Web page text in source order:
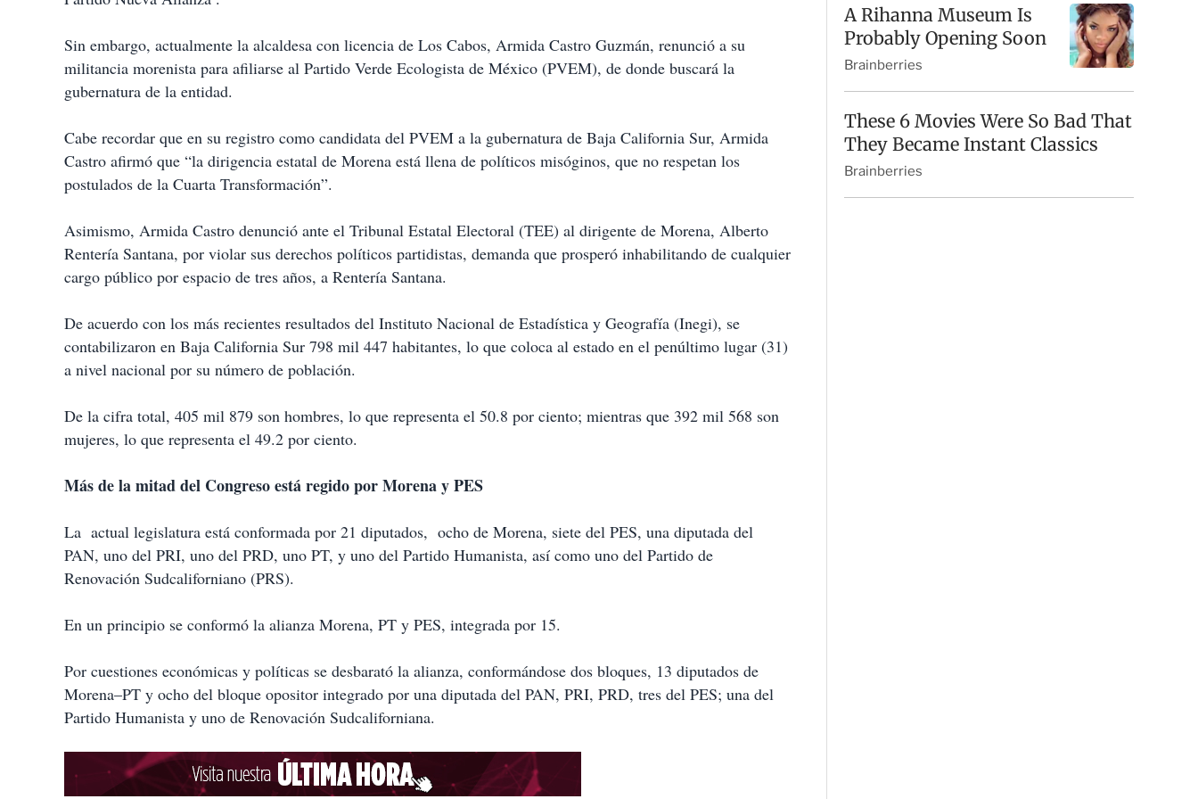
Sin embargo, actualmente la alcaldesa con licencia de Los Cabos, Armida Castro Guzmán, renunció a su
militancia morenista para afiliarse al Partido Verde Ecologista de México (PVEM), de donde buscará la
gubernatura de la entidad.
Cabe recordar que en su registro como candidata del PVEM a la gubernatura de Baja California Sur, Armida
Castro afirmó que “la dirigencia estatal de Morena está llena de políticos misóginos, que no respetan los
postulados de la Cuarta Transformación”.
Asimismo, Armida Castro denunció ante el Tribunal Estatal Electoral (TEE) al dirigente de Morena, Alberto
Rentería Santana, por violar sus derechos políticos partidistas, demanda que prosperó inhabilitando de cualquier
cargo público por espacio de tres años, a Rentería Santana.
De acuerdo con los más recientes resultados del Instituto Nacional de Estadística y Geografía (Inegi), se
contabilizaron en Baja California Sur 798 mil 447 habitantes, lo que coloca al estado en el penúltimo lugar (31)
a nivel nacional por su número de población.
De la cifra total, 405 mil 879 son hombres, lo que representa el 50.8 por ciento; mientras que 392 mil 568 son
mujeres, lo que representa el 49.2 por ciento.
Más de la mitad del Congreso está regido por Morena y PES
La actual legislatura está conformada por 21 diputados, ocho de Morena, siete del PES, una diputada del
PAN, uno del PRI, uno del PRD, uno PT, y uno del Partido Humanista, así como uno del Partido de
Renovación Sudcaliforniano (PRS).
En un principio se conformó la alianza Morena, PT y PES, integrada por 15.
Por cuestiones económicas y políticas se desbarató la alianza, conformándose dos bloques, 13 diputados de
Morena–PT y ocho del bloque opositor integrado por una diputada del PAN, PRI, PRD, tres del PES; una del
Partido Humanista y uno de Renovación Sudcaliforniana.